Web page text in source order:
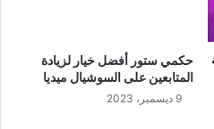
حكمي ستور أفضل خيار لزيادة
المتابعين على السوشيال ميديا
9 ديسمبر، 2023